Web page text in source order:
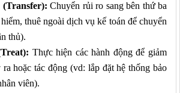
(Transfer): Chuyển rủi ro sang bên thứ ba
thuê ngoài dịch vụ kế toán để chuyển
thủ).
Thực hiện các hành động để giảm
hoặc tác động (vd: lắp đặt hệ thống bảo
viên).